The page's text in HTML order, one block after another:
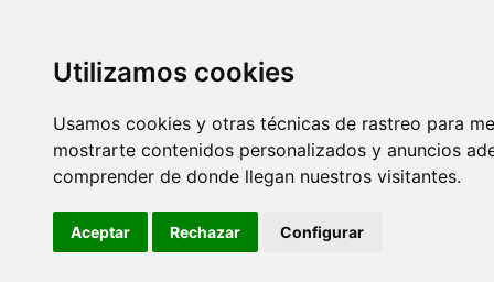
Utilizamos cookies
Usamos cookies y otras técnicas de rastreo para
mostrarte contenidos personalizados y anuncios
comprender de donde llegan nuestros visitantes.
Aceptar Rechazar Configurar